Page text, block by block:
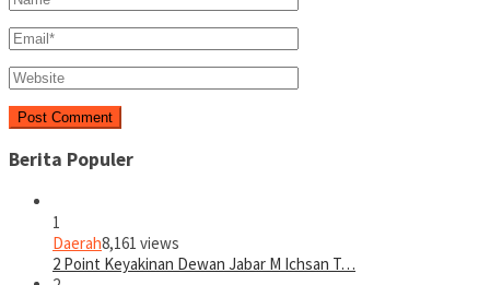
Berita Populer
1
Daerah8,161 views
2 Point Keyakinan Dewan Jabar M Ichsan T…